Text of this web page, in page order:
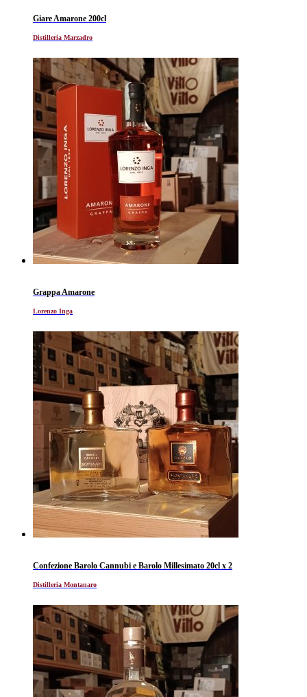
Giare Amarone 200cl
Distilleria Marzadro
Grappa Amarone
Lorenzo Inga
Confezione Barolo Cannubi e Barolo Millesimato 20cl x 2
Distilleria Montanaro